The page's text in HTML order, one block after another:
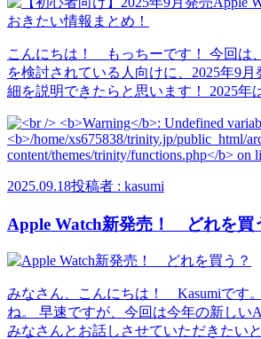
こんにちは！ もっちーです！ 今回は
を検討されている人向けに、2025年9月
細を説明できたらと思います！ 2025年
2025.09.18投稿者 : kasumi
Apple Watch新発売！ どれを買
みなさん、こんにちは！ Kasumiです
ね。 早速ですが、今回は今年の新しい
みなさんとお話しさせていただきたい